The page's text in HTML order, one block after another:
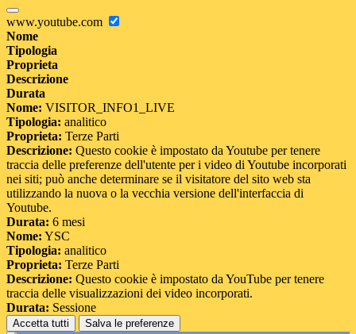
www.youtube.com
Nome
Tipologia
Proprieta
Descrizione
Durata
Nome: VISITOR_INFO1_LIVE
Tipologia: analitico
Proprieta: Terze Parti
Descrizione: Questo cookie è impostato da Youtube per tenere
traccia delle preferenze dell'utente per i video di Youtube incorporati
nei siti; può anche determinare se il visitatore del sito web sta
utilizzando la nuova o la vecchia versione dell'interfaccia di
Youtube.
Durata: 6 mesi
Nome: YSC
Tipologia: analitico
Proprieta: Terze Parti
Descrizione: Questo cookie è impostato da YouTube per tenere
traccia delle visualizzazioni dei video incorporati.
Durata: Sessione
Accetta tutti Salva le preferenze